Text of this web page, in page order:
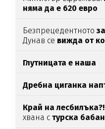
няма да е 620 евро
Безпрецедентното
Дунав се вижда от
Глутницата е наша
Дребна циганка
Край на лесбилъка?!
хвана с турска